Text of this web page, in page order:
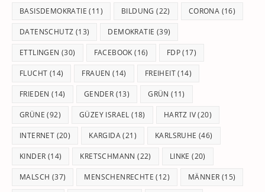
BASISDEMOKRATIE (11) BILDUNG (22) CORONA (16)
DATENSCHUTZ (13) DEMOKRATIE (39)
ETTLINGEN (30) FACEBOOK (16) FDP(17)
FLUCHT (14) FRAUEN (14) FREIHEIT(14)
FRIEDEN (14) GENDER (13) GRÜN (11)
GRÜNE (92) GÜZEY ISRAEL (18) HARTZ IV(20)
INTERNET (20) KARGIDA(21) KARLSRUHE (46)
KINDER (14) KRETSCHMANN (22) LINKE (20)
MALSCH (37) MENSCHENRECHTE (12) MÄNNER (15)